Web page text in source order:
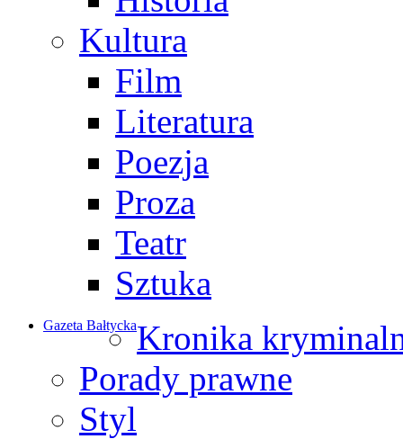
Kultura
Film
Literatura
Poezja
Proza
Teatr
Sztuka
Gazeta BałtyckaKronika
Porady prawne
Styl